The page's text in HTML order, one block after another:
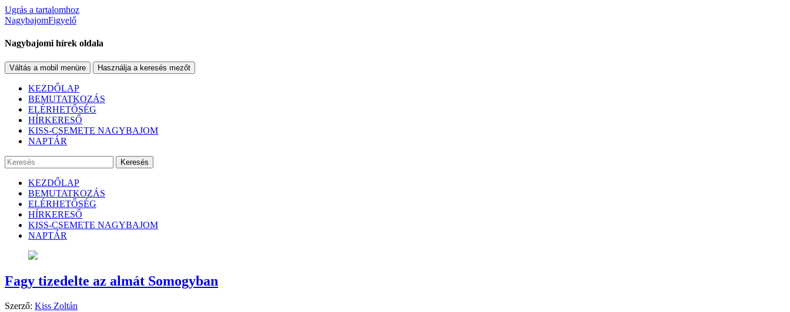
Ugrás a tartalomhoz
NagybajomFigyelő
Nagybajomi hírek oldala
Váltás a mobil menüre Használja a keresés mezőt
KEZDŐLAP
BEMUTATKOZÁS
ELÉRHETŐSÉG
HÍRKERESŐ
KISS-CSEMETE NAGYBAJOM
NAPTÁR
Keresés
KEZDŐLAP
BEMUTATKOZÁS
ELÉRHETŐSÉG
HÍRKERESŐ
KISS-CSEMETE NAGYBAJOM
NAPTÁR
Fagy tizedelte az almát Somogyban
Szerző: Kiss Zoltán